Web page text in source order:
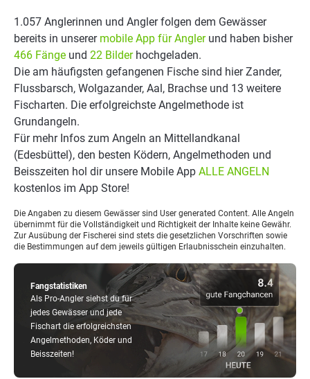
Fangstatistiken
Als Pro-Angler siehst du für
jedes Gewässer und jede
Fischart die erfolgreichsten
Angelmethoden, Köder und
Beisszeiten!
1.057 Anglerinnen und Angler folgen dem Gewässer
bereits in unserer mobile App für Anglerund haben bisher
466 Fänge und 22 Bilderhochgeladen.
Die am häufigsten gefangenen Fische sind hier Zander,
Flussbarsch, Wolgazander, Aal, Brachse und 13 weitere
Fischarten. Die erfolgreichste Angelmethode ist
Grundangeln.
Für mehr Infos zum Angeln an Mittellandkanal
(Edesbüttel), den besten Ködern, Angelmethoden und
Beisszeiten hol dir unsere Mobile App ALLE ANGELN
kostenlos im App Store!
Die Angaben zu diesem Gewässer sind User generated Content. Alle Angeln
übernimmt für die Vollständigkeit und Richtigkeit der Inhalte keine Gewähr.
Zur Ausübung der Fischerei sind stets die gesetzlichen Vorschriften sowie
die Bestimmungen auf dem jeweils gültigen Erlaubnisschein einzuhalten.